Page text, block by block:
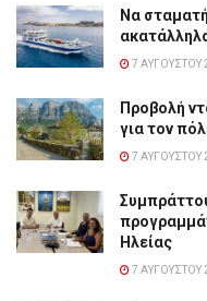
Να
7 ΑΥΓΟΎΣΤΟΥ
Προβολή
για τον
7 ΑΥΓΟΎΣΤΟΥ
Ηλείας
7 ΑΥΓΟΎΣΤΟΥ